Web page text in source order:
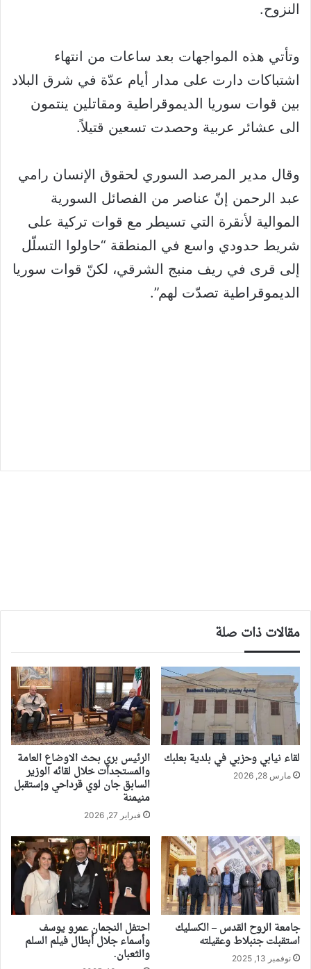
النزوح.
وتأتي هذه المواجهات بعد ساعات من انتهاء
اشتباكات دارت على مدار أيام عدّة في شرق البلاد
بين قوات سوريا الديموقراطية ومقاتلين ينتمون
الى عشائر عربية وحصدت تسعين قتيلاً.
وقال مدير المرصد السوري لحقوق الإنسان رامي
عبد الرحمن إنّ عناصر من الفصائل السورية
الموالية لأنقرة التي تسيطر مع قوات تركية على
شريط حدودي واسع في المنطقة “حاولوا التسلّل
إلى قرى في ريف منبج الشرقي، لكنّ قوات سوريا
الديموقراطية تصدّت لهم”.
مقالات ذات صلة
لقاء نيابي وحزبي في بلدية بعلبك
مارس 28, 2026
الرئيس بري بحث الاوضاع العامة
والمستجدات خلال لقائه الوزير
السابق جان لوي قرداحي وإستقبل
منيمنة
فبراير 27, 2026
جامعة الروح القدس – الكسليك
استقبلت جنبلاط وعقيلته
نوفمبر 13, 2025
احتفل النجمان عمرو يوسف
وأسماء جلال أبطال فيلم السلم
والثعبان.